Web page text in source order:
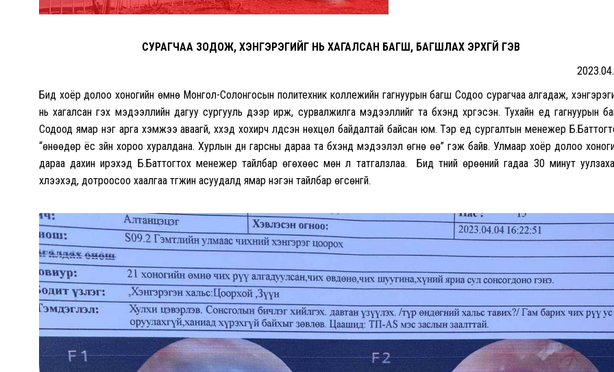
СУРАГЧАА ЗОДОЖ, ХЭНГЭРЭГИЙГ НЬ ХАГАЛСАН БАГШ, БАГШЛАХ ЭРХГҮЙ ГЭВ
Бид хоёр долоо хоногийн өмнө Монгол-Солонгосын политехник коллежийн гагнуурын багш Содоо сурагчаа алгадаж,
нь хагалсан гэх мэдээллийн дагуу сургууль дээр ирж, сурвалжилга мэдээллийг та бүхэнд хүргэсэн. Тухайн үед гагнуурын
Содоод ямар нэг арга хэмжээ аваагүй, хүүхэд хохирч үлдсэн нөхцөл байдалтай байсан юм. Тэр үед сургалтын менежер
“өнөөдөр ёс зүйн хороо хуралдана. Хурлын дүн гарсны дараа та бүхэнд мэдээлэл өгнө өө” гэж байв. Улмаар хоёр долоо
дараа дахин ирэхэд Б.Баттогтох менежер тайлбар өгөхөөс мөн л татгалзлаа. Бид түүний өрөөний гадаа 30 минут
хүлээхэд, дотроосоо хаалгаа түгжин асуудалд ямар нэгэн тайлбар өгсөнгүй.